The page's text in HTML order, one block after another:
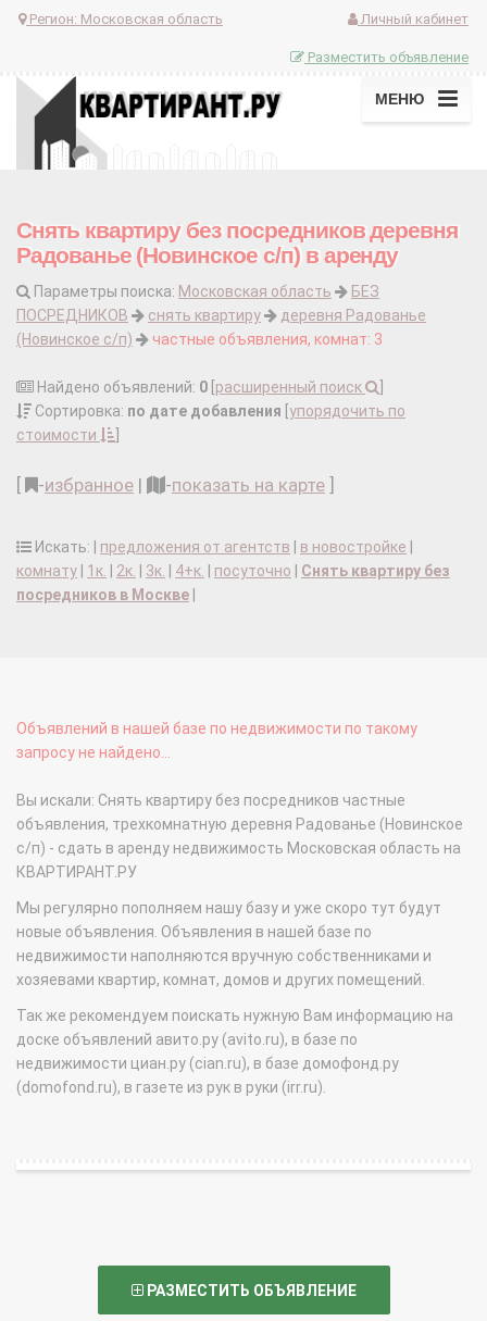
Регион: Московская область Личный кабинет
Разместить объявление
МЕНЮ
Снять квартиру без посредников деревня
Радованье (Новинское с/п) в аренду
Параметры поиска: Московская область
БЕЗ
ПОСРЕДНИКОВ
снять квартиру
деревня Радованье
(Новинское с/п)
частные объявления, комнат: 3
Найдено объявлений: 0 расширенный поиск
Сортировка: по дате добавления упорядочить по
стоимости
-избранное | -показать на карте
Искать: | предложения от агентств в новостройке
комнату
1к. 2к. 3к. 4+к. посуточно
Снять квартиру без
посредников в Москве
Объявлений в нашей базе по недвижимости по такому
запросу не найдено...
Вы искали: Снять квартиру без посредников частные
объявления, трехкомнатную деревня Радованье (Новинское
с/п) - сдать в аренду недвижимость Московская область на
КВАРТИРАНТ.РУ
Мы регулярно пополняем нашу базу и уже скоро тут будут
новые объявления. Объявления в нашей базе по
недвижимости наполняются вручную собственниками и
хозяевами квартир, комнат, домов и других помещений.
Так же рекомендуем поискать нужную Вам информацию на
доске объявлений авито.ру (avito.ru), в базе по
недвижимости циан.ру (cian.ru), в базе домофонд.ру
(domofond.ru), в газете из рук в руки (irr.ru).
РАЗМЕСТИТЬ ОБЪЯВЛЕНИЕ